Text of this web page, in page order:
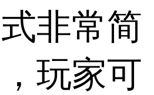
非常简
玩家可